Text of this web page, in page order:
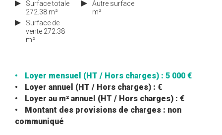
Surface totale
272.38 m²
Surface de
vente 272.38
m²
Autre surface
m²
Loyer mensuel (HT / Hors charges) : 5 000 €
Loyer annuel (HT / Hors charges) : €
Loyer au m² annuel (HT / Hors charges) : €
Montant des provisions de charges : non
communiqué